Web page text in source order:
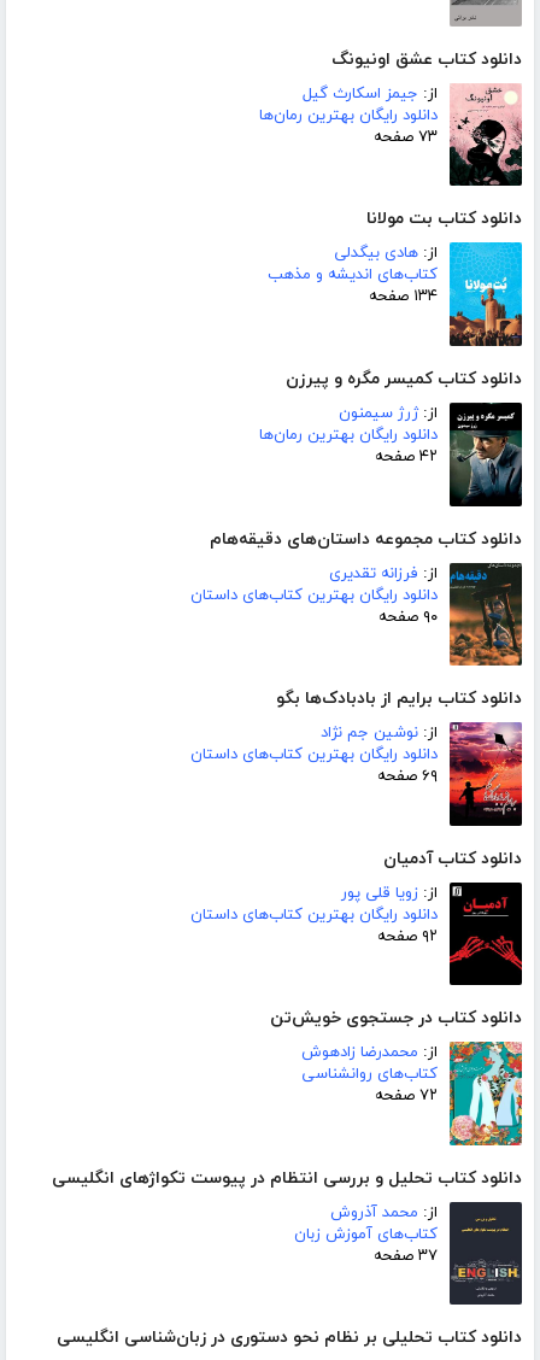
دانلود کتاب عشق اونیونگ
از: جیمز اسکارث گیل
دانلود رایگان بهترین رمان‌ها
۷۳ صفحه
دانلود کتاب بت مولانا
از: هادی بیگدلی
کتاب‌های اندیشه و مذهب
۱۳۴ صفحه
دانلود کتاب کمیسر مگره و پیرزن
از:ژرژ سیمنون
دانلود رایگان بهترین رمان‌ها
۴۲ صفحه
دانلود کتاب مجموعه داستان‌های دقیقه‌هام
از: فرزانه تقدیری
دانلود رایگان بهترین کتاب‌های داستان
۹۰ صفحه
دانلود کتاب برایم از بادبادک‌ها بگو
از: نوشین جم نژاد
دانلود رایگان بهترین کتاب‌های داستان
۶۹ صفحه
دانلود کتاب آدمیان
از: زویا قلی پور
دانلود رایگان بهترین کتاب‌های داستان
۹۲ صفحه
دانلود کتاب در جستجوی خویش‌تن
از: محمدرضا زادهوش
کتاب‌های روانشناسی
۷۲ صفحه
دانلود کتاب تحلیل و بررسی انتظام در پیوست تکواژهای انگلیسی
از: محمد آذروش
کتاب‌های آموزش زبان
۳۷ صفحه
دانلود کتاب تحلیلی بر نظام نحو دستوری در زبان‌شناسی انگلیسی